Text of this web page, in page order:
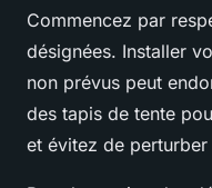
Commencez par
désignées. Installer
non prévus peut
des tapis de tente
et évitez de